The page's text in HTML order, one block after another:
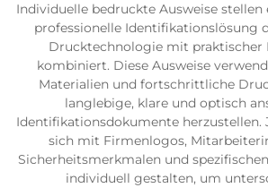
Individuelle bedruckte Ausweise
professionelle Identifikationslösung
Drucktechnologie mit praktischer
kombiniert. Diese Ausweise
Materialien und fortschrittliche
langlebige, klare und optisch
Identifikationsdokumente herzustellen.
sich mit Firmenlogos,
Sicherheitsmerkmalen und
individuell gestalten, um